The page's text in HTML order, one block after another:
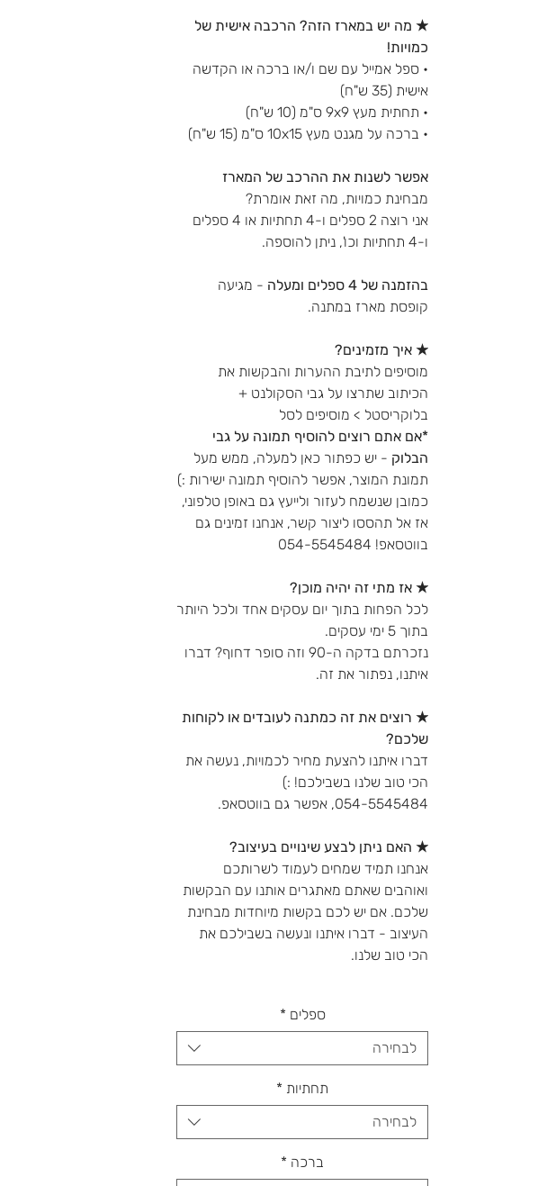
★ מה יש במארז הזה? הרכבה אישית של
כמויות!
• ספל אמייל עם שם ו/או ברכה או הקדשה
אישית (35 ש"ח)
• תחתית מעץ 9x9 ס"מ (10 ש"ח)
• ברכה על מגנט מעץ 10x15 ס"מ (15 ש"ח)
אפשר לשנות את ההרכב של המארז
מבחינת כמויות, מה זאת אומרת?
אני רוצה 2 ספלים ו-4 תחתיות או 4 ספלים
ו-4 תחתיות וכו', ניתן להוספה.
בהזמנה של 4 ספלים ומעלה
- מגיעה
קופסת מארז במתנה.
★ איך מזמינים?
מוסיפים לתיבת ההערות והבקשות את
הכיתוב שתרצו על גבי הסקולנט +
בלוקריסטל > מוסיפים לסל
*אם אתם רוצים להוסיף תמונה על גבי
הבלוק - יש כפתור כאן למעלה, ממש מעל
תמונת המוצר, אפשר להוסיף תמונה ישירות :)
כמובן שנשמח לעזור ולייעץ גם באופן טלפוני,
אז אל תהססו ליצור קשר, אנחנו זמינים גם
בווטסאפ! 054-5545484
★ אז מתי זה יהיה מוכן?
לכל הפחות בתוך יום עסקים אחד ולכל היותר
בתוך 5 ימי עסקים.
נזכרתם בדקה ה-90 וזה סופר דחוף? דברו
איתנו, נפתור את זה.
★ רוצים את זה כמתנה לעובדים או לקוחות
שלכם?
דברו איתנו להצעת מחיר לכמויות, נעשה את
הכי טוב שלנו בשבילכם! :)
054-5545484, אפשר גם בווטסאפ.
★ האם ניתן לבצע שינויים בעיצוב?
אנחנו תמיד שמחים לעמוד לשרותכם
ואוהבים שאתם מאתגרים אותנו עם הבקשות
שלכם. אם יש לכם בקשות מיוחדות מבחינת
העיצוב - דברו איתנו ונעשה בשבילכם את
הכי טוב שלנו.
ספלים *
לבחירה
תחתיות *
לבחירה
ברכה *